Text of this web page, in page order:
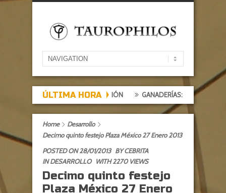
ÚLTIMA HORA
TARDE DE DECEPCIÓN GANADERÍAS: ALCURRUCÉN
Home
Desarrollo
Decimo quinto festejo Plaza México 27 Enero 2013
POSTED ON 28/01/2013 BYCEBRITA
INDESARROLLO WITH 2270 VIEWS
Decimo quinto festejo
Plaza México 27 Enero